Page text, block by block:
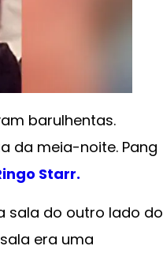
barulhentas.
da meia-noite. Pang
Starr.
sala do outro lado do
era uma